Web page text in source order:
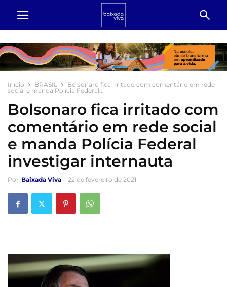
Início BRASIL
Bolsonaro fica irritado com comentário em rede
social e manda Polícia Federal...
Bolsonaro fica irritado com
comentário em rede social
e manda Polícia Federal
investigar internauta
Por Baixada Viva - 22 de fevereiro de 2021